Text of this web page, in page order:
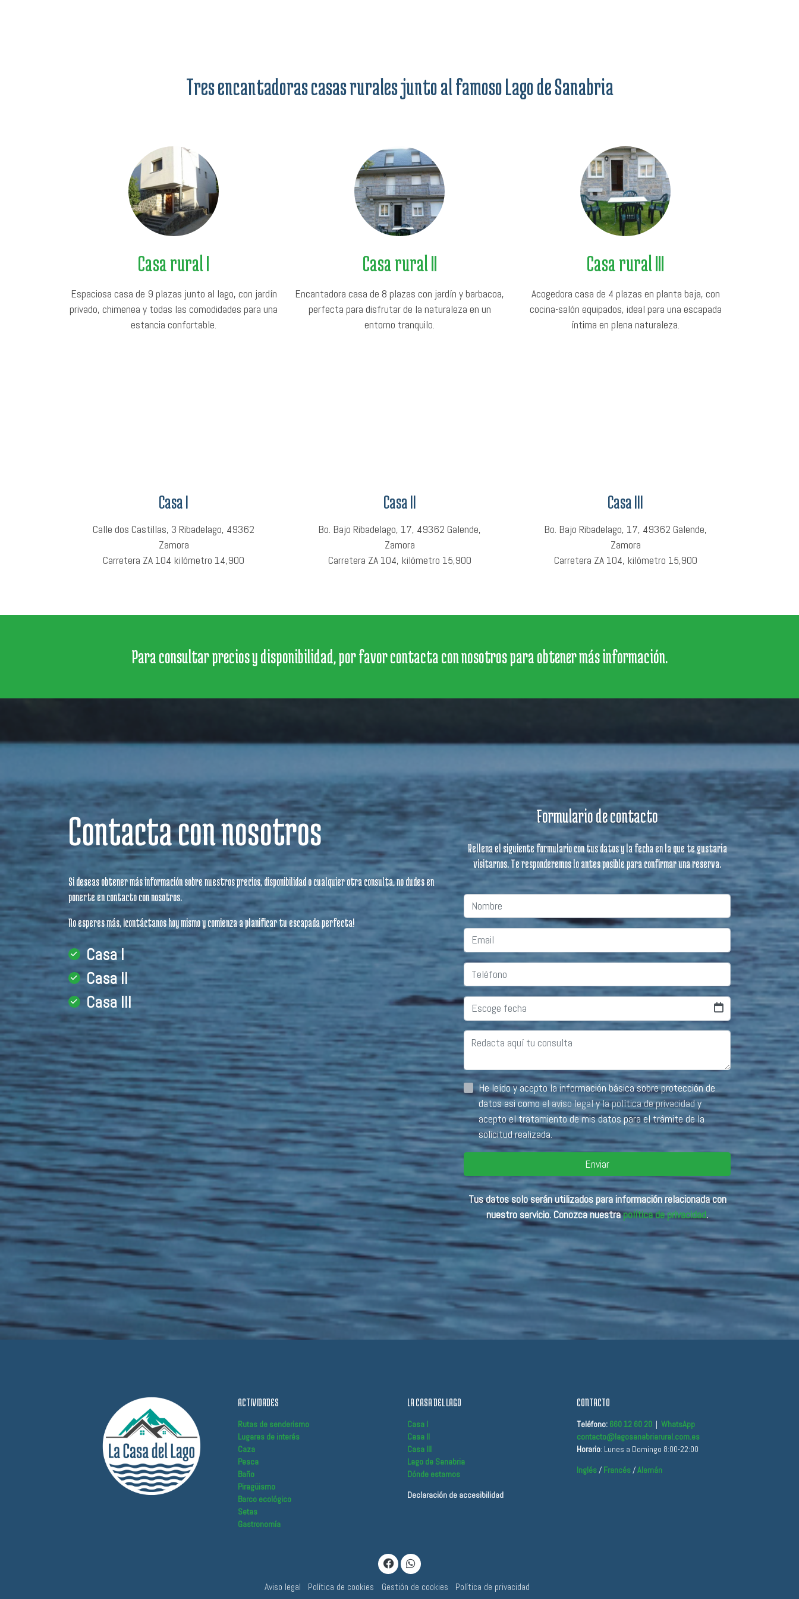
Tres encantadoras casas rurales junto al famoso Lago de Sanabria
Casa rural I
Espaciosa casa de 9 plazas junto al lago, con jardín
privado, chimenea y todas las comodidades para una
estancia confortable.
Casa rural II
Encantadora casa de 8 plazas con jardín y barbacoa,
perfecta para disfrutar de la naturaleza en un
entorno tranquilo.
Casa rural III
Acogedora casa de 4 plazas en planta baja, con
cocina-salón equipados, ideal para una escapada
íntima en plena naturaleza.
Casa I
Calle dos Castillas, 3 Ribadelago, 49362
Zamora
Carretera ZA 104 kilómetro 14,900
Casa II
Bo. Bajo Ribadelago, 17, 49362 Galende,
Zamora
Carretera ZA 104, kilómetro 15,900
Casa III
Bo. Bajo Ribadelago, 17, 49362 Galende,
Zamora
Carretera ZA 104, kilómetro 15,900
Para consultar precios y disponibilidad, por favor contacta con nosotros para obtener más información.
Contacta con nosotros
Si deseas obtener más información sobre nuestros precios, disponibilidad o cualquier otra consulta, no dudes en
ponerte en contacto con nosotros.
No esperes más, ¡contáctanos hoy mismo y comienza a planificar tu escapada perfecta!
Casa I
Casa II
Casa III
Formulario de contacto
Rellena el siguiente formulario con tus datos y la fecha en la que te gustaría
visitarnos. Te responderemos lo antes posible para confirmar una reserva.
He leído y acepto la información básica sobre protección de
datos asi comoel aviso legalyla política de privacidad y
acepto el tratamiento de mis datos para el trámite de la
solicitud realizada.
Enviar
Tus datos solo serán utilizados para información relacionada con
nuestro servicio. Conozca nuestrapolítica de privacidad.
ACTIVIDADES
Rutas de senderismo
Lugares de interés
Caza
Pesca
Baño
Piragüismo
Barco ecológico
Setas
Gastronomía
LA CASA DEL LAGO
Casa I
Casa II
Casa III
Lago de Sanabria
Dónde estamos
Declaración de accesibilidad
CONTACTO
Teléfono: 660 12 60 20| WhatsApp
contacto@lagosanabriarural.com.es
Horario: Lunes a Domingo 8:00-22:00
Inglés/ Francés/Alemán
Aviso legal Política de cookies Gestión de cookies Política de privacidad